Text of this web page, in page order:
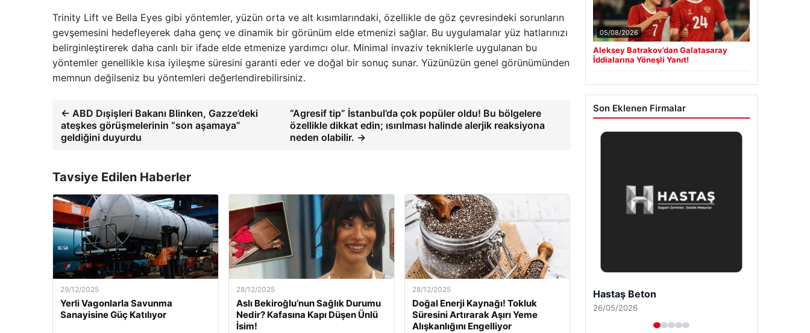
Trinity Lift ve Bella Eyes gibi yöntemler, yüzün orta ve alt kısımlarındaki, özellikle de göz çevresindeki sorunların
gevşemesini hedefleyerek daha genç ve dinamik bir görünüm elde etmenizi sağlar. Bu uygulamalar yüz hatlarınızı
belirginleştirerek daha canlı bir ifade elde etmenize yardımcı olur. Minimal invaziv tekniklerle uygulanan bu
yöntemler genellikle kısa iyileşme süresini garanti eder ve doğal bir sonuç sunar. Yüzünüzün genel görünümünden
memnun değilseniz bu yöntemleri değerlendirebilirsiniz.
← ABD Dışişleri Bakanı Blinken, Gazze’deki
ateşkes görüşmelerinin “son aşamaya”
geldiğini duyurdu
“Agresif tip” İstanbul’da çok popüler oldu! Bu bölgelere
özellikle dikkat edin; ısırılması halinde alerjik reaksiyona
neden olabilir. →
Tavsiye Edilen Haberler
29/12/2025
Yerli Vagonlarla Savunma
Sanayisine Güç Katılıyor
28/12/2025
Aslı Bekiroğlu’nun Sağlık Durumu
Nedir? Kafasına Kapı Düşen Ünlü
İsim!
28/12/2025
Doğal Enerji Kaynağı! Tokluk
Süresini Artırarak Aşırı Yeme
Alışkanlığını Engelliyor
05/08/2026
Aleksey Batrakov’dan Galatasaray
İddialarına Yöneşli Yanıt!
Son Eklenen Firmalar
Prenses Night Club
29/04/2026